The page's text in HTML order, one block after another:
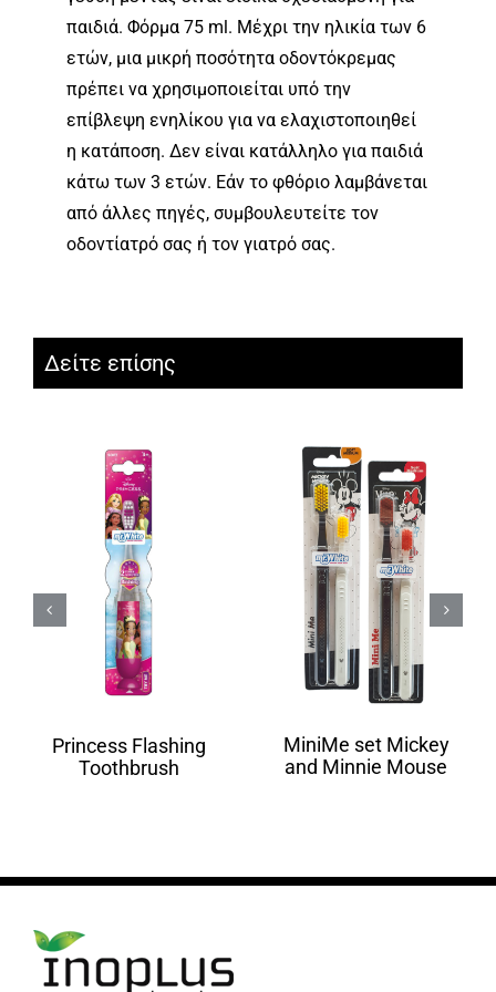
παιδιά. Φόρμα 75 ml. Μέχρι την ηλικία των 6
ετών, μια μικρή ποσότητα οδοντόκρεμας
πρέπει να χρησιμοποιείται υπό την
επίβλεψη ενηλίκου για να ελαχιστοποιηθεί
η κατάποση. Δεν είναι κατάλληλο για παιδιά
κάτω των 3 ετών. Εάν το φθόριο λαμβάνεται
από άλλες πηγές, συμβουλευτείτε τον
οδοντίατρό σας ή τον γιατρό σας.
Δείτε επίσης
Princess Flashing
Toothbrush
MiniMe set Mickey
and Minnie Mouse